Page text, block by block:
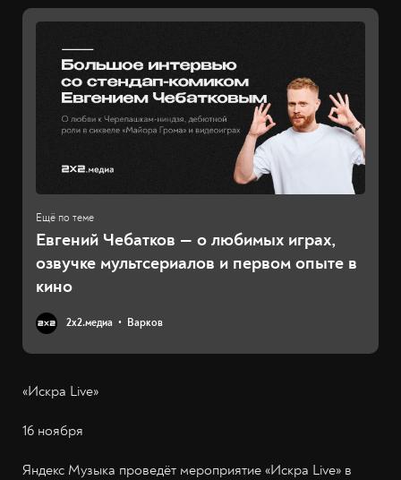
Евгений Чебатков — о любимых играх,
озвучке мультсериалов и первом опыте в
кино
2х2.медиа Варков
«Искра Live»
16 ноября
Яндекс Музыка проведёт мероприятие «Искра Live» в